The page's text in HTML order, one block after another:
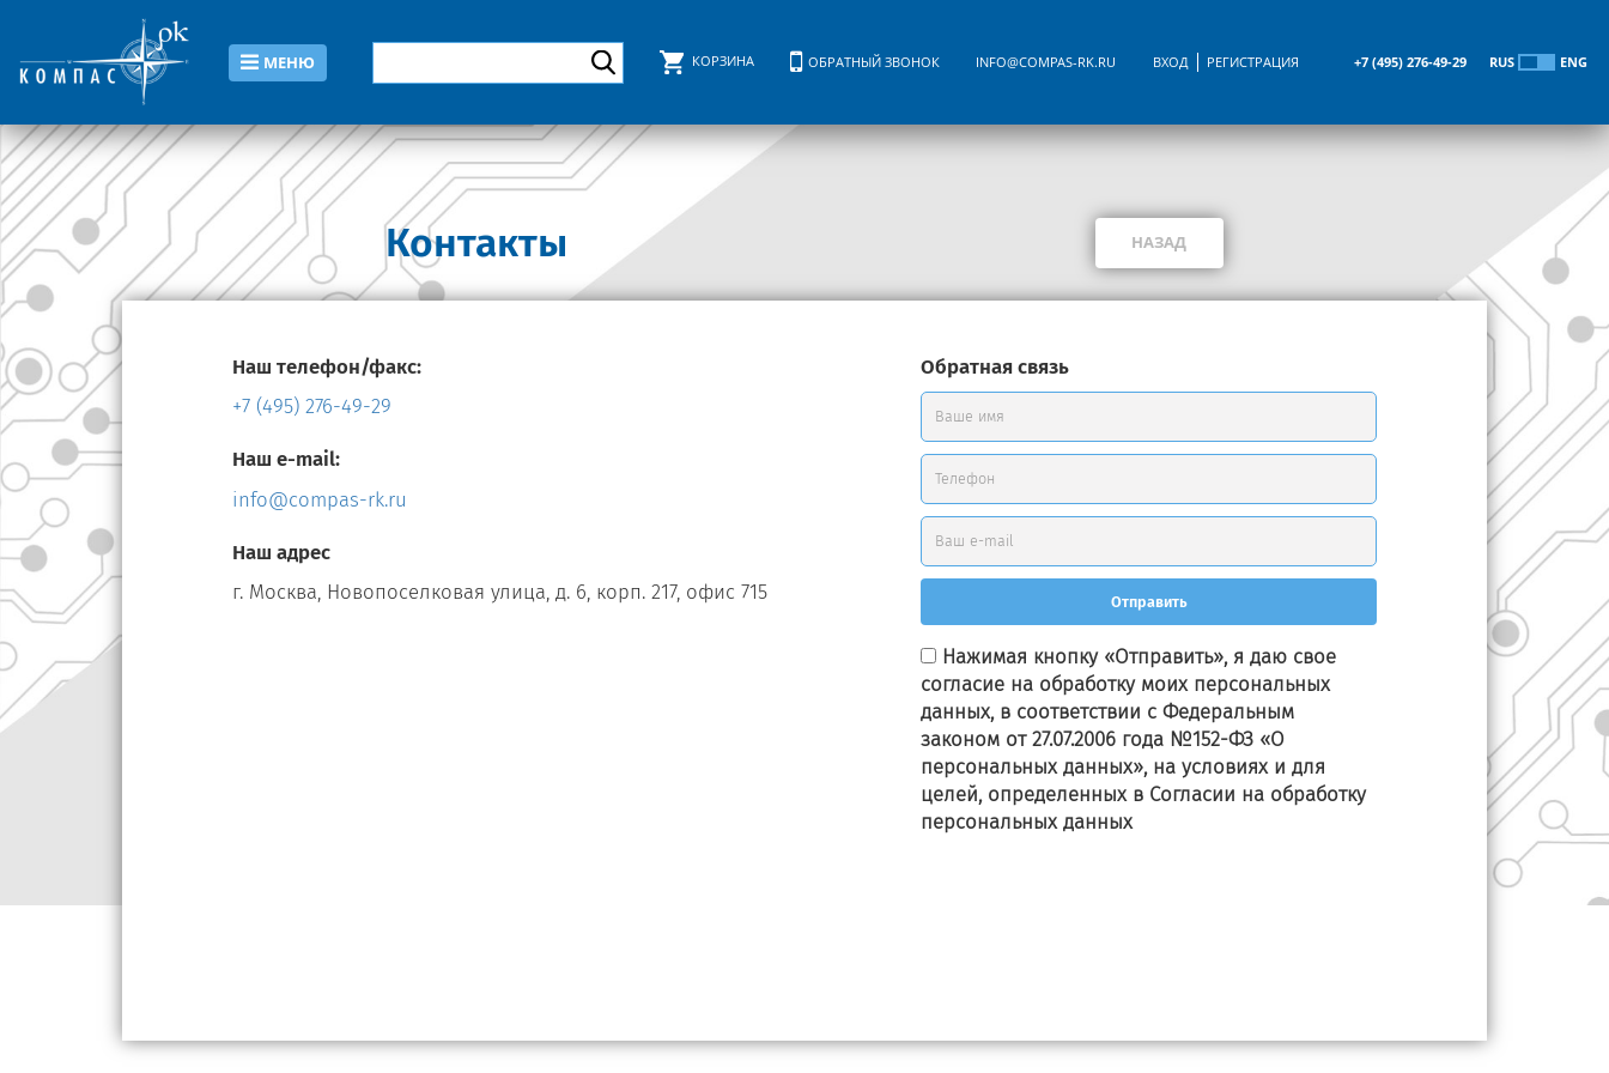
МЕНЮ КОРЗИНА ОБРАТНЫЙ ЗВОНОК INFO@COMPAS-RK.RU ВХОД РЕГИСТРАЦИЯ +7 (495) 276-49-29 RUS ENG
Контакты НАЗАД
Наш телефон/факс:
+7 (495) 276-49-29
Наш e-mail:
info@compas-rk.ru
Наш адрес
г. Москва, Новопоселковая улица, д. 6, корп. 217, офис 715
Обратная связь
Нажимая кнопку «Отправить», я даю свое
согласие на обработку моих персональных
данных, в соответствии с Федеральным
законом от 27.07.2006 года №152-ФЗ «О
персональных данных», на условиях и для
целей, определенных в Согласии на обработку
персональных данных